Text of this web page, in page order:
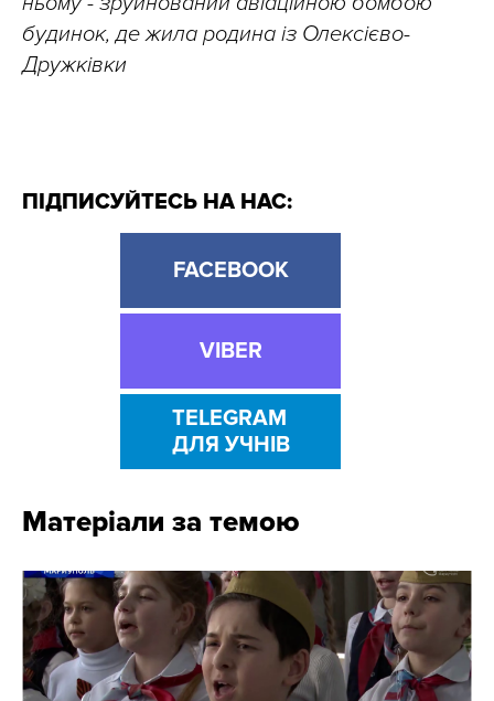
будинок, де жила родина із Олексієво-
Дружківки
ПІДПИСУЙТЕСЬ НА НАС:
FACEBOOK
VIBER
TELEGRAM
ДЛЯ УЧНІВ
Матеріали за темою